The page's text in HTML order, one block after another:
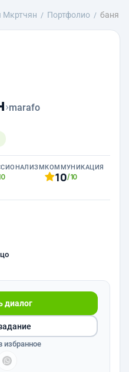
Мкртчян Портфолио баня
›marafo
КОММУНИКАЦИЯ
10/10
диалог
избранное